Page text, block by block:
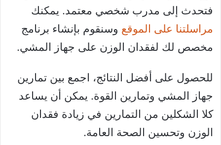
فتحدث إلى مدرب شخصي معتمد. يمكنك
مراسلتنا على الموقع وسنقوم بإنشاء برنامج
مخصص لك لفقدان الوزن على جهاز المشي.
للحصول على أفضل النتائج، اجمع بين تمارين
جهاز المشي وتمارين القوة. يمكن أن يساعد
كلا الشكلين من التمارين في زيادة فقدان
الوزن وتحسين الصحة العامة.